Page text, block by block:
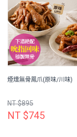
煙燻無骨鳳爪(原味/川味)
NT $895
NT $745